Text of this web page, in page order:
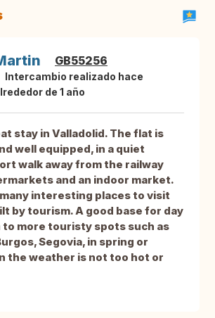
GB55256
Intercambio realizado hace
de 1 año
stay in Valladolid. The flat is
well equipped, in a quiet
walk away from the railway
and an indoor market.
interesting places to visit
by tourism. A good base for day
more touristy spots such as
Segovia, in spring or
the weather is not too hot or